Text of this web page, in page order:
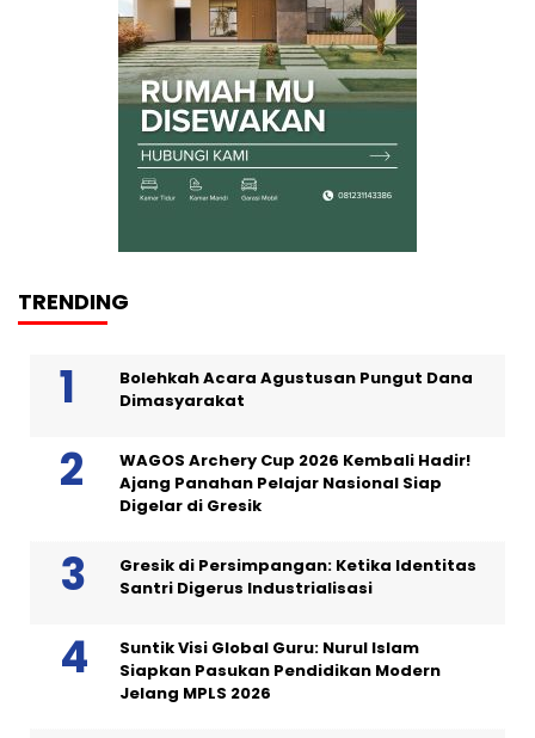
TRENDING
Bolehkah Acara Agustusan Pungut Dana
Dimasyarakat
WAGOS Archery Cup 2026 Kembali Hadir!
Ajang Panahan Pelajar Nasional Siap
Digelar di Gresik
Gresik di Persimpangan: Ketika Identitas
Santri Digerus Industrialisasi
Suntik Visi Global Guru: Nurul Islam
Siapkan Pasukan Pendidikan Modern
Jelang MPLS 2026